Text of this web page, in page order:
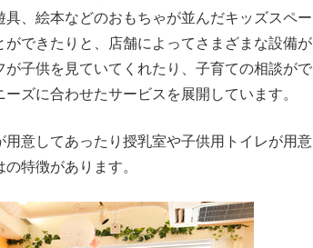
、絵本などのおもちゃが並んだキッズスペー
できたりと、店舗によってさまざまな設備が
子供を見ていてくれたり、子育ての相談がで
ズに合わせたサービスを展開しています。
意してあったり授乳室や子供用トイレが用意
特徴があります。